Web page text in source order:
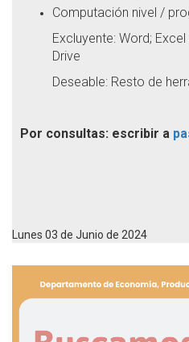
Computación nivel /
Excluyente: Word;
Drive
Deseable: Resto de
Por consultas: escribir a
Lunes 03 de Junio de 2024